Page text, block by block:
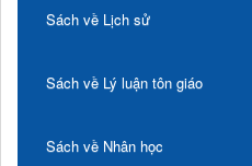
Sách về Lịch sử
Sách về Lý luận tôn giáo
Sách về Nhân học